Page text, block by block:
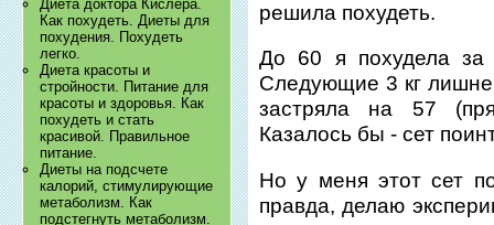
Диета доктора Кислера.
Как похудеть. Диеты для
похудения. Похудеть
легко.
Диета красоты и
стройности. Питание для
красоты и здоровья. Как
похудеть и стать
красивой. Правильное
питание.
Диеты на подсчете
калорий, стимулирующие
метаболизм. Как
подстегнуть метаболизм.
решила похудеть.
До 60 я похудела за
Следующие 3 кг
застряла на 57
Казалось бы - сет
Но у меня этот сет
правда, делаю